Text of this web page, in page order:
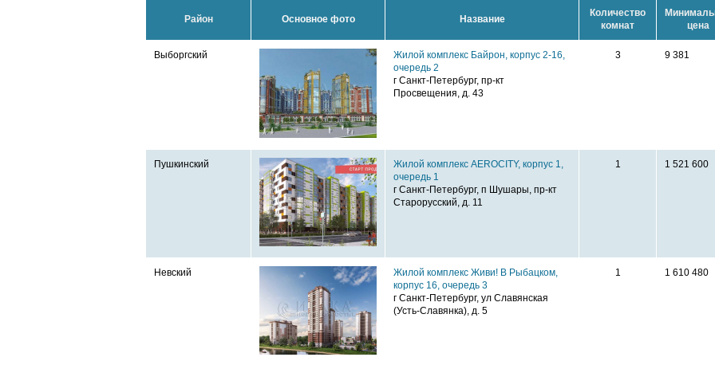
Район Основное фото Название
Количество
комнат
цена
Выборгский
Жилой комплекс Байрон, корпус 2-16,
очередь 2
г Санкт-Петербург, пр-кт
Просвещения, д. 43
3 9 381
Пушкинский
Жилой комплекс AEROCITY, корпус 1,
очередь 1
г Санкт-Петербург, п Шушары, пр-кт
Старорусский, д. 11
1 1 521 600
Невский
Жилой комплекс Живи! В Рыбацком,
корпус 16, очередь 3
г Санкт-Петербург, ул Славянская
(Усть-Славянка), д. 5
1 1 610 480